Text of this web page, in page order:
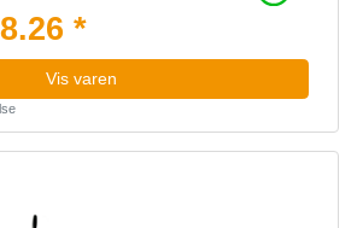
*
Vis varen